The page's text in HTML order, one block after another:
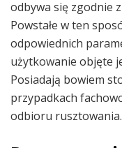
odbywa się zgodnie
Powstałe w ten
odpowiednich
użytkowanie objęte
Posiadają bowiem
przypadkach
odbioru rusztowania.